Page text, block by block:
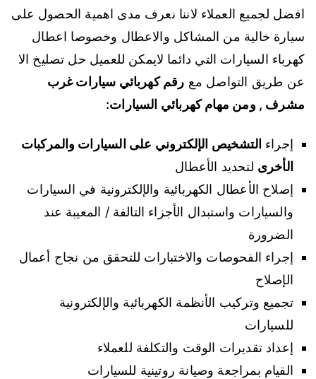
افضل لجميع العملاء لاننا نعرف مدى اهمية الحصول على
سيارة خالية من المشاكل والاعطال وخصوصا اعطال
كهرباء السيارات التي دائما لايمكن للعميل حل تصليخ الا
عن طريق التواصل مع رقم كهربائي سيارات غرب
مشرف , ومن مهام كهربائي السيارات:
إجراء التشخيص الإلكتروني على السيارات والمركبات
الأخرى لتحديد الأعطال
إصلاح الأعطال الكهربائية والإلكترونية في السيارات
والسيارات واستبدال الأجزاء التالفة / المعيبة عند
الضرورة
إجراء الفحوصات والاختبارات للتحقق من نجاح أعمال
الإصلاح
تجميع وتركيب الأنظمة الكهربائية والإلكترونية
للسيارات
إعداد تقديرات الوقت والتكلفة للعملاء
القيام بمراجعة وصيانة روتينية للسيارات